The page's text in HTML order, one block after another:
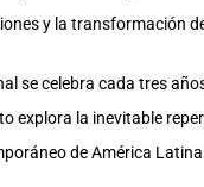
y la transformación
se celebra cada tres
explora la inevitable
de América